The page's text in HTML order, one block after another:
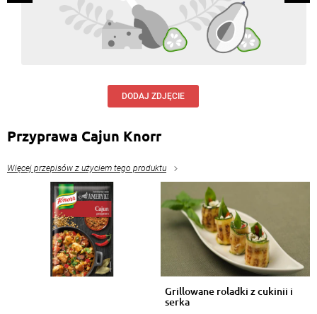
DODAJ ZDJĘCIE
Przyprawa Cajun Knorr
Więcej przepisów z użyciem tego produktu
Grillowane roladki z cukinii i
serka